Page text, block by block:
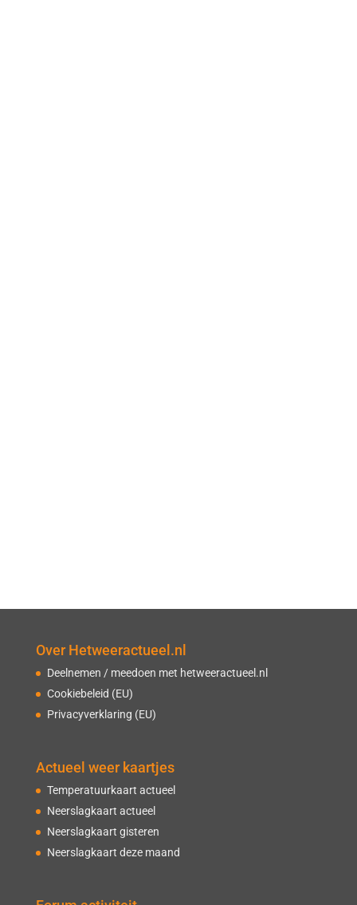
Over Hetweeractueel.nl
Deelnemen / meedoen met hetweeractueel.nl
Cookiebeleid (EU)
Privacyverklaring (EU)
Actueel weer kaartjes
Temperatuurkaart actueel
Neerslagkaart actueel
Neerslagkaart gisteren
Neerslagkaart deze maand